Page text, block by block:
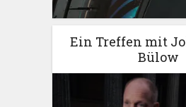
Ein Treffen mit
Bülow